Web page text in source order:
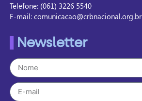
Telefone: (061) 3226 5540
E-mail: comunicacao@crbnacional.org.br
Newsletter